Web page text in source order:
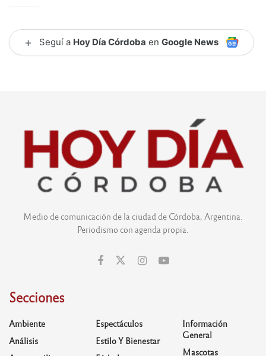
+ Seguí a Hoy Día Córdoba en Google News
Medio de comunicación de la ciudad de Córdoba, Argentina.
Periodismo con agenda propia.
Secciones
Ambiente
Análisis
Espectáculos
Estilo Y Bienestar
Información
General
Mascotas